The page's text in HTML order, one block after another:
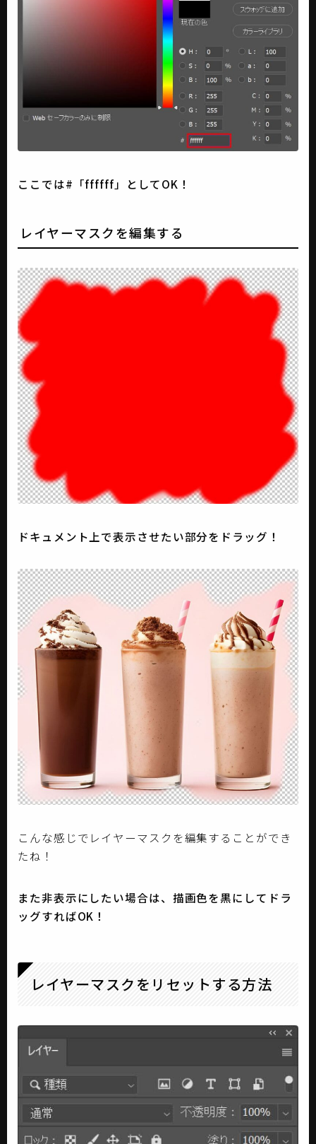
ここでは#「ffffff」としてOK！
レイヤーマスクを編集する
ドキュメント上で表示させたい部分をドラッグ！
こんな感じでレイヤーマスクを編集することができ
たね！
また非表示にしたい場合は、描画色を黒にしてドラ
ッグすればOK！
レイヤーマスクをリセットする方法